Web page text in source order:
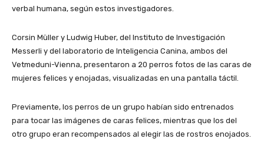
verbal humana, según estos investigadores.
Corsin Müller y Ludwig Huber, del Instituto de Investigación
Messerli y del laboratorio de Inteligencia Canina, ambos del
Vetmeduni-Vienna, presentaron a 20 perros fotos de las caras de
mujeres felices y enojadas, visualizadas en una pantalla táctil.
Previamente, los perros de un grupo habían sido entrenados
para tocar las imágenes de caras felices, mientras que los del
otro grupo eran recompensados al elegir las de rostros enojados.